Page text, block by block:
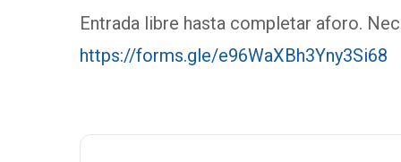
Entrada libre hasta completar aforo.
https://forms.gle/e96WaXBh3Yny3Si68